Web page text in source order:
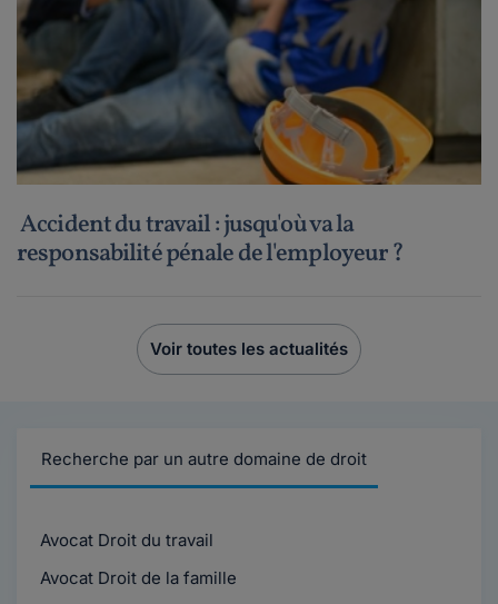
Accident du travail : jusqu'où va la
responsabilité pénale de l'employeur ?
Voir toutes les actualités
Recherche par un autre domaine de droit
Avocat Droit du travail
Avocat Droit de la famille